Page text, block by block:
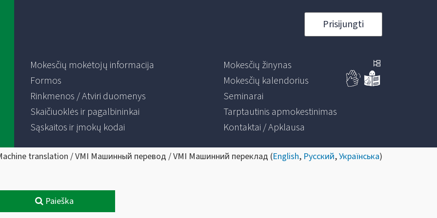
Prisijungti
Mokesčių mokėtojų informacija
Formos
Rinkmenos / Atviri duomenys
Skaičiuoklės ir pagalbininkai
Sąskaitos ir įmokų kodai
Mokesčių žinynas
Mokesčių kalendorius
Seminarai
Tarptautinis apmokestinimas
Kontaktai / Apklausa
translation / VMI Машинный перевод / VMI Машинний переклад (English, Русский,Українська)
Paieška